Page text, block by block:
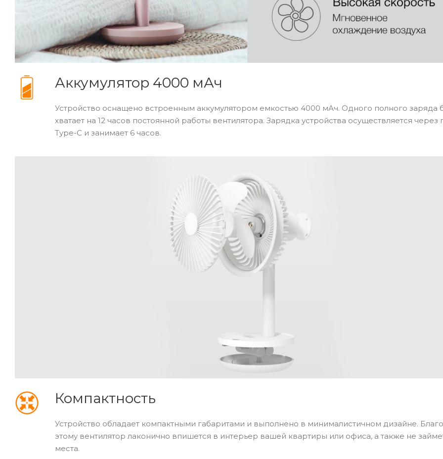
Аккумулятор 4000 мАч
Устройство оснащено встроенным аккумулятором емкостью 4000 мАч. Одного полного заряда
хватает на 12 часов постоянной работы вентилятора. Зарядка устройства осуществляется через
Type-C и занимает 6 часов.
Компактность
Устройство обладает компактными габаритами и выполнено в минималистичном дизайне.
этому вентилятор лаконично впишется в интерьер вашей квартиры или офиса, а также не
места.